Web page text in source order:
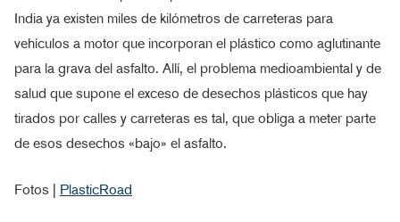
India ya existen miles de kilómetros de carreteras para
vehículos a motor que incorporan el plástico como aglutinante
para la grava del asfalto. Allí, el problema medioambiental y de
salud que supone el exceso de desechos plásticos que hay
tirados por calles y carreteras es tal, que obliga a meter parte
de esos desechos «bajo» el asfalto.
Fotos | PlasticRoad